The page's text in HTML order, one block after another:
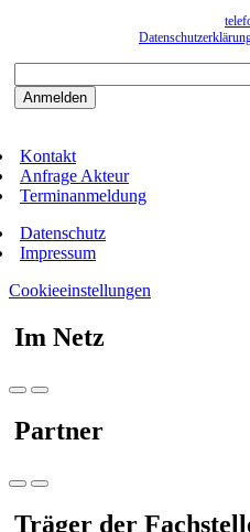
Kontakt
Anfrage Akteur
Terminanmeldung
Datenschutz
Impressum
Cookieeinstellungen
Im Netz
Partner
Träger der